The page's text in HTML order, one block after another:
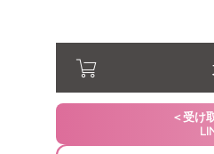
○
Luscious